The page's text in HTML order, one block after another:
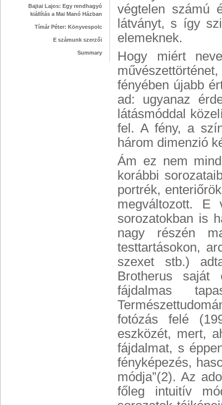
Bajtai Lajos: Egy rendhagyó
kiállítás a Mai Manó Házban
Tímár Péter: Könyvespolc
E számunk szerzői
Summary
végtelen számú
látványt, s így
elemeknek.
Hogy miért
fényében újabb
ad: ugyanaz
látásmóddal
fel. A fény, a
három dimenzió
Ám ez nem
korábbi
portrék,
megváltozott. E
sorozatokban is
nagy részén
testtartásokon,
szexet stb.)
Brotherus saját
fájdalmas
fotózás felé
eszközét, mert,
fájdalmat, s
fényképezés,
módja”(2). Az
főleg intuitív